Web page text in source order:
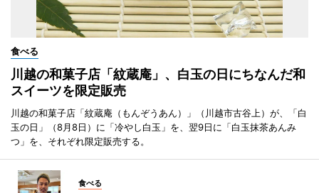
食べる
川越の和菓子店「紋蔵庵」、白玉の日にちなんだ和
スイーツを限定販売
川越の和菓子店「紋蔵庵（もんぞうあん）」（川越市古谷上）が、「白
玉の日」（8月8日）に「冷やし白玉」を、翌9日に「白玉抹茶あんみ
つ」を、それぞれ限定販売する。
食べる